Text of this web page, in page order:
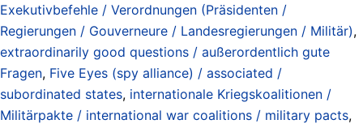
Exekutivbefehle / Verordnungen (Präsidenten /
Regierungen / Gouverneure / Landesregierungen / Militär),
extraordinarily good questions / außerordentlich gute
Fragen, Five Eyes (spy alliance) / associated /
subordinated states, internationale Kriegskoalitionen /
Militärpakte / international war coalitions / military pacts,